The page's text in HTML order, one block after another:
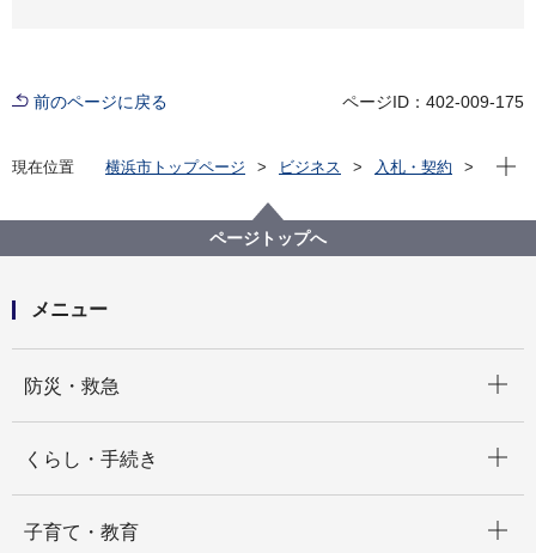
前のページに戻る ページID：402-009-175
現在位置 横浜市トップページ ビジネス
入札・契約
【公募型指名競争⼊札】区福祉保健センターにおける
乳幼児健康診査従事医師紹介派遣業務委託
現在
ページトップへ
メニュー
防災・救急
くらし・手続き
子育て・教育